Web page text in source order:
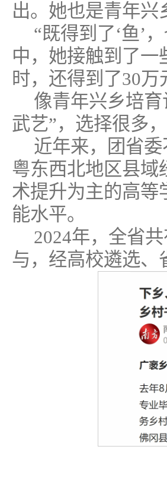
出。她也是青年兴
“既得到了‘鱼’
中，她接触到了
时，还得到了30
像青年兴乡培
武艺”，选择很多
近年来，团省
粤东西北地区县域
术提升为主的高等
能水平。
2024年，全省
与，经高校遴选、